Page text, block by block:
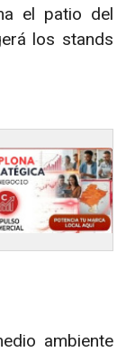
el patio del
los stands
ambiente